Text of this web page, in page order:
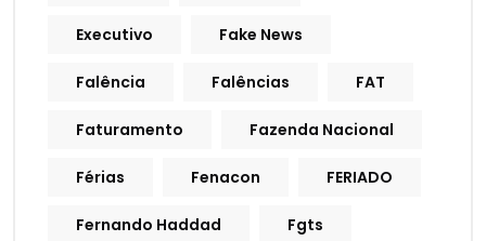
Executivo Fake News
Falência Falências FAT
Faturamento Fazenda Nacional
Férias Fenacon FERIADO
Fernando Haddad Fgts